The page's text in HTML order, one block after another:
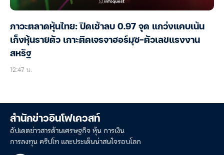
ภาวะตลาดหุ้นไทย: ปิดเช้าลบ 0.97 จุด แกว่งแคบเน้น
เก็งหุ้นรายตัว เกาะติดเจรจาฮอร์มุซ-ตัวเลขแรงงาน
สหรัฐ
12:47 น.
สำนักข่าวอินโฟเควสท์
อัปเดตข่าวสารด้านเศรษฐกิจ หุ้น การเงิน
การลงทุน คริปโท และประเด็นน่าสนใจรอบโลก